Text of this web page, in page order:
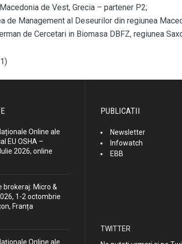
de Vest, Grecia – partener P2;
de Management al Deseurilor din regiunea
de Cercetari in Biomasa DBFZ, regiunea
Online ale
EU OSHA –
2026, online
brokeraj: Micro &
1-2 octombrie
Franța
Online ale
PUBLICATII
Newsletter
Infowatch
EBB
TWITTER